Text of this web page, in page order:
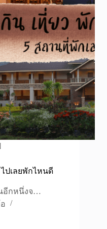
ปเลยพักไหนดี
นอีกหนึ่งจ…